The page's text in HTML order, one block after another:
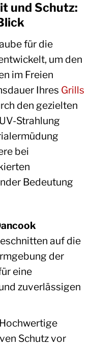
und Schutz:
für die
um den
im Freien
Ihres Grills
den gezielten
Strahlung
bei
Bedeutung
auf die
der
eine
zuverlässigen
Hochwertige
Schutz vor